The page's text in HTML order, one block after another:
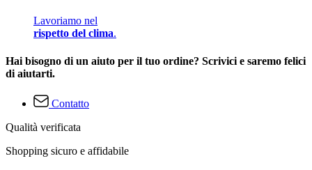
Lavoriamo nel
rispetto del clima.
Hai bisogno di un aiuto per il tuo ordine? Scrivici e saremo felici
di aiutarti.
Contatto
Qualità verificata
Shopping sicuro e affidabile